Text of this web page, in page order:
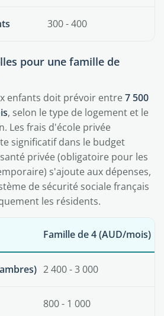
300 - 400
pour une famille de
enfants doit prévoir entre7 500
, selon le type de logement et le
Les frais d'école privée
significatif dans le budget
privée (obligatoire pour les
s'ajoute aux dépenses,
de sécurité sociale français
les résidents.
Famille de 4 (AUD/mois)
2 400 - 3 000
800 - 1 000